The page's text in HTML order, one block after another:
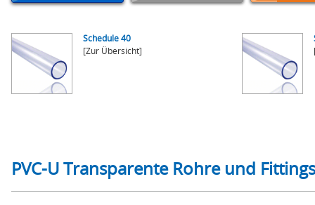
Schedule 40
[Zur Übersicht]
PVC-U Transparente Rohre und